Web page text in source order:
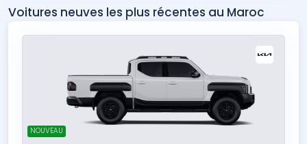
Voitures neuves les plus récentes au Maroc
NOUVEAU